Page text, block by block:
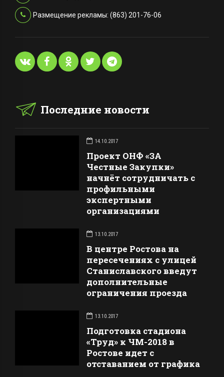
Размещение рекламы: (863) 201-76-06
Последние новости
14.10.2017
Проект ОНФ «ЗА
Честные Закупки»
начнёт сотрудничать с
профильными
экспертными
организациями
13.10.2017
В центре Ростова на
пересечениях с улицей
Станиславского введут
дополнительные
ограничения проезда
13.10.2017
Подготовка стадиона
«Труд» к ЧМ-2018 в
Ростове идет с
отставанием от графика